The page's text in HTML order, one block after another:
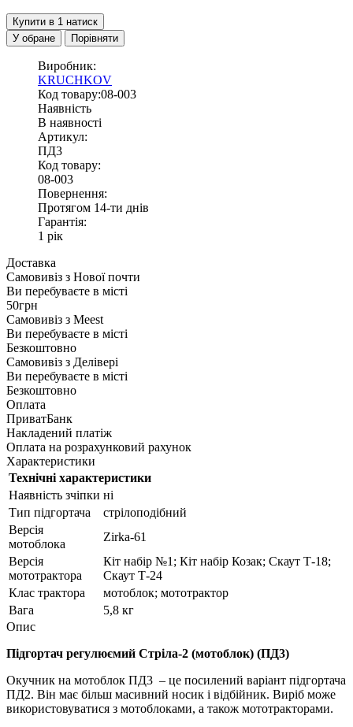
Купити в 1 натиск
У обране
Порівняти
Виробник:
KRUCHKOV
Код товару:08-003
Наявність
В наявності
Артикул:
ПД3
Код товару:
08-003
Повернення:
Протягом 14-ти днів
Гарантія:
1 рік
Доставка
Самовивіз з Нової почти
Ви перебуваєте в місті
50грн
Самовивіз з Meest
Ви перебуваєте в місті
Безкоштовно
Самовивіз з Делівері
Ви перебуваєте в місті
Безкоштовно
Оплата
ПриватБанк
Накладений платіж
Оплата на розрахунковий рахунок
Характеристики
Технічні характеристики
Наявність зчіпки ні
Тип підгортача
стрілоподібний
Версія
мотоблока
Zirka-61
Версія
мототрактора
Кіт набір №1; Кіт набір Козак; Скаут Т-18;
Скаут Т-24
Клас трактора
мотоблок; мототрактор
Вага
5,8 кг
Опис
Підгортач регулюємий Стріла-2 (мотоблок) (ПД3)
Окучник на мотоблок ПД3 – це посилений варіант підгортача
ПД2. Він має більш масивний носик і відбійник. Виріб може
використовуватися з мотоблоками, а також мототракторами.